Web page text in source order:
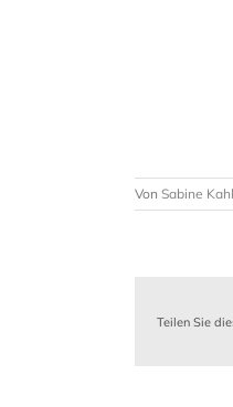
Von Sabine
Teilen Sie